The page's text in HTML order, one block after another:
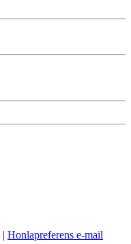
| Honlapreferens e-mail